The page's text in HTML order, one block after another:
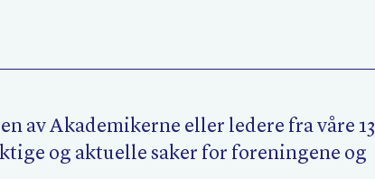
av Akademikerne eller ledere fra våre 13
og aktuelle saker for foreningene og